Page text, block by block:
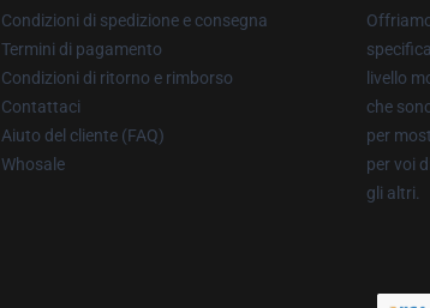
Condizioni di spedizione e consegna
Termini di pagamento
Condizioni di ritorno e rimborso
Contattaci
Aiuto del cliente (FAQ)
Whosale
livello
che
per
per voi
gli altri.